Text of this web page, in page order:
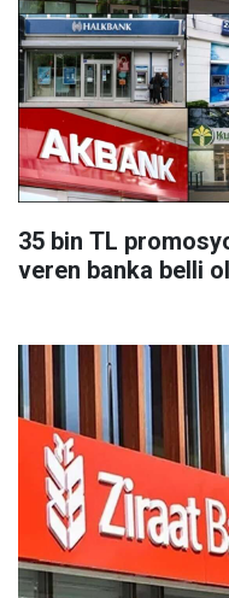
35 bin TL
veren banka belli